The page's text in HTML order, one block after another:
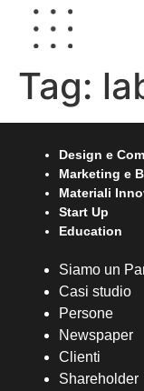
Tag:
Design e
Marketing e
Materiali
Start Up
Education
Siamo un
Casi studio
Persone
Newspaper
Clienti
Shareholder